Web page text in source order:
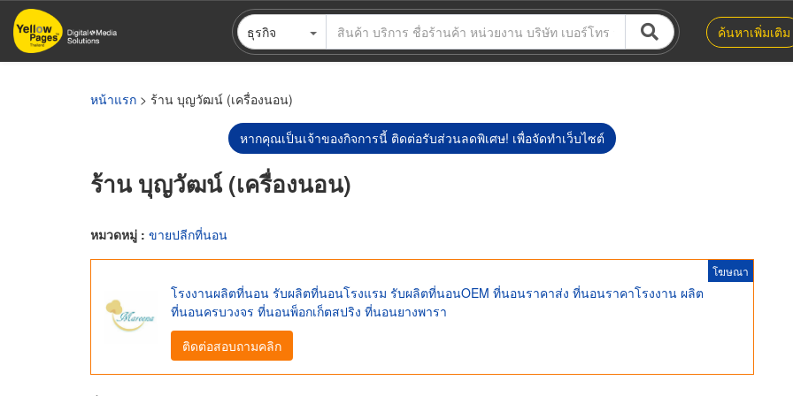
ข้าม
ไป
ธุรกิจ ค้นหาเพิ่มเติม
หน้าแรก > ร้าน บุญวัฒน์ (เครื่องนอน)
หากคุณเป็นเจ้าของกิจการนี้ ติดต่อรับส่วนลดพิเศษ! เพื่อจัดทำเว็บไซต์
ร้าน บุญวัฒน์ (เครื่องนอน)
หมวดหมู่ : ขายปลีกที่นอน
โฆษณา
โรงงานผลิตที่นอน รับผลิตที่นอนโรงแรม รับผลิตที่นอนOEM ที่นอนราคาส่ง ที่นอนราคาโรงงาน ผลิต
ที่นอนครบวงจร ที่นอนพ็อกเก็ตสปริง ที่นอนยางพารา
ติดต่อสอบถามคลิก